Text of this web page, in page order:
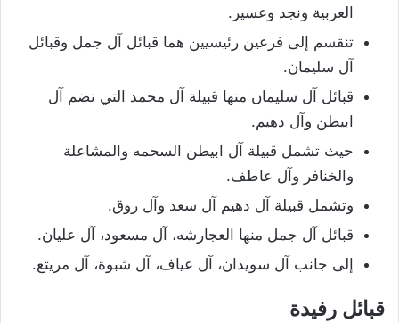
العربية ونجد وعسير.
تنقسم إلى فرعين رئيسيين هما قبائل آل جمل وقبائل
آل سليمان.
قبائل آل سليمان منها قبيلة آل محمد التي تضم آل
ابيطن وآل دهيم.
حيث تشمل قبيلة آل ابيطن السحمه والمشاعلة
والخنافر وآل عاطف.
وتشمل قبيلة آل دهيم آل سعد وآل روق.
قبائل آل جمل منها العجارشه، آل مسعود، آل عليان.
إلى جانب آل سويدان، آل عياف، آل شبوة، آل مريتع.
قبائل رفيدة